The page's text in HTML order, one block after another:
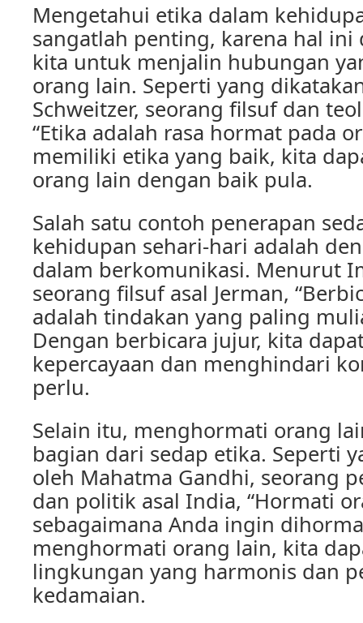
Mengetahui etika dalam
sangatlah penting, karena hal
kita untuk menjalin hubungan
orang lain. Seperti yang
Schweitzer, seorang filsuf dan
“Etika adalah rasa hormat pada
memiliki etika yang baik, kita
orang lain dengan baik pula.
Salah satu contoh penerapan
kehidupan sehari-hari adalah
dalam berkomunikasi. Menurut
seorang filsuf asal Jerman,
adalah tindakan yang paling
Dengan berbicara jujur, kita
kepercayaan dan menghindari
perlu.
Selain itu, menghormati orang
bagian dari sedap etika. Seperti
oleh Mahatma Gandhi, seorang
dan politik asal India, “Hormati
sebagaimana Anda ingin
menghormati orang lain, kita
lingkungan yang harmonis dan
kedamaian.